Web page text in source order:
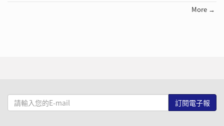
More →
請
輸